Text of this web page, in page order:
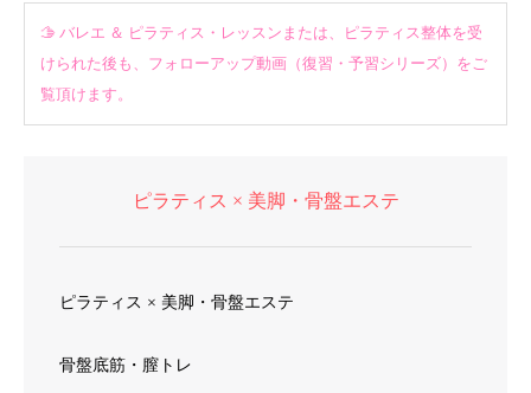
に取り入れるエクササイズと、自分で
自分の体をメンテナンスし、 関節や筋
に動けたりするのは、 クラシックバレ
置、 よい位置に整えるようになってい
🫱 バレエ ＆ ピラティス・レッスンまたは、ピラティス整体を受
けられた後も、フォローアップ動画（復習・予習シリーズ）をご
覧頂けます。
ピラティス × 美脚・骨盤エステ
ピラティス × 美脚・骨盤エステ
骨盤底筋・膣トレ